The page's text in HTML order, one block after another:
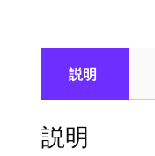
説明
説明